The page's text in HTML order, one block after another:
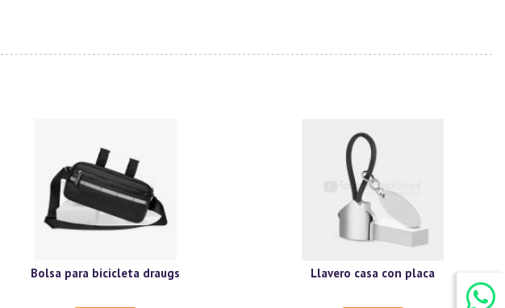
Bolsa para bicicleta draugs Llavero casa con placa